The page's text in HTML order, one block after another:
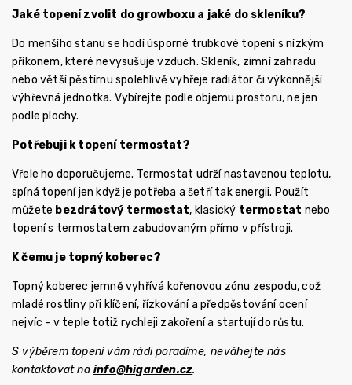
Jaké topení zvolit do growboxu a jaké do skleníku?
Do menšího stanu se hodí úsporné trubkové topení s nízkým
příkonem, které nevysušuje vzduch. Skleník, zimní zahradu
nebo větší pěstírnu spolehlivě vyhřeje radiátor či výkonnější
výhřevná jednotka. Vybírejte podle objemu prostoru, ne jen
podle plochy.
Potřebuji k topení termostat?
Vřele ho doporučujeme. Termostat udrží nastavenou teplotu,
spíná topení jen když je potřeba a šetří tak energii. Použít
můžete bezdrátový termostat, klasický termostat nebo
topení s termostatem zabudovaným přímo v přístroji.
K čemu je topný koberec?
Topný koberec jemně vyhřívá kořenovou zónu zespodu, což
mladé rostliny při klíčení, řízkování a předpěstování ocení
nejvíc - v teple totiž rychleji zakoření a startují do růstu.
S výběrem topení vám rádi poradíme, neváhejte nás
kontaktovat na info@higarden.cz.